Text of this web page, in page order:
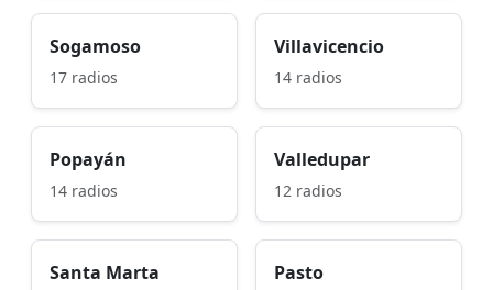
Sogamoso
17 radios
Villavicencio
14 radios
Popayán
14 radios
Valledupar
12 radios
Santa Marta Pasto